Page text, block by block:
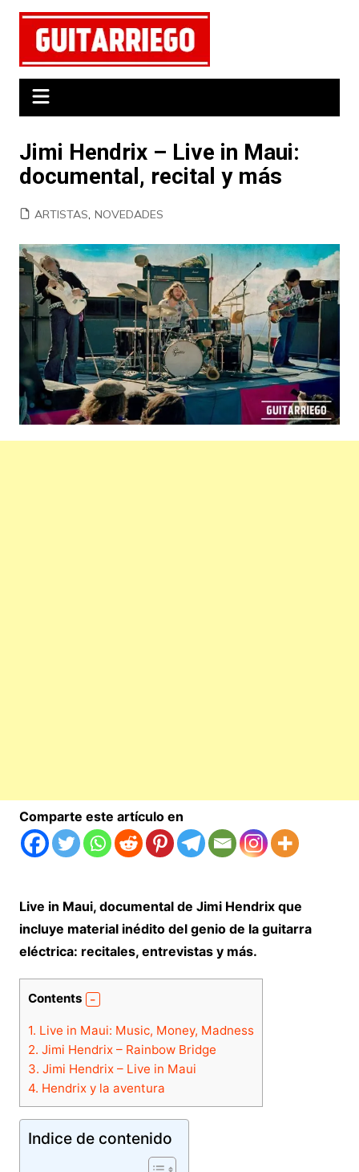
Saltar
contenido
Jimi Hendrix – Live in Maui:
documental, recital y más
ARTISTAS, NOVEDADES
Comparte este artículo en
Live in Maui, documental de Jimi Hendrix que
incluye material inédito del genio de la guitarra
eléctrica: recitales, entrevistas y más.
Contents
1. Live in Maui: Music, Money, Madness
2. Jimi Hendrix – Rainbow Bridge
3. Jimi Hendrix – Live in Maui
4. Hendrix y la aventura
Indice de contenido